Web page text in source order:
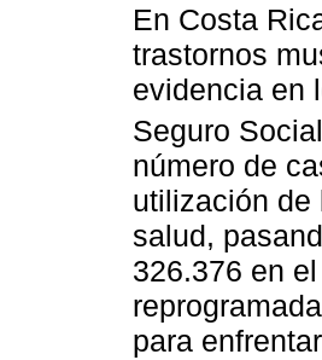
En Costa
trastornos
evidencia en
Seguro
número de
utilización de
salud,
326.376 en
para